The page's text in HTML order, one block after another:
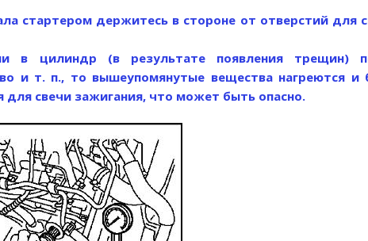
стартером держитесь в стороне от отверстий для
в цилиндр (в результате появления трещин)
и т. п., то вышеупомянутые вещества нагреются и
свечи зажигания, что может быть опасно.